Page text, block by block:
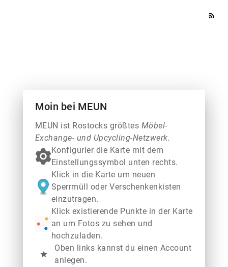
rss_feed
Moin bei MEUN
MEUN ist Rostocks größtes Möbel-
Exchange- und Upcycling-Netzwerk.
Konfigurier die Karte mit dem
Einstellungssymbol unten rechts.
Klick in die Karte um neuen
Sperrmüll oder Verschenkenkisten
einzutragen.
Klick existierende Punkte in der Karte
an um Fotos zu sehen und
hochzuladen.
star
Oben links kannst du einen Account
anlegen.